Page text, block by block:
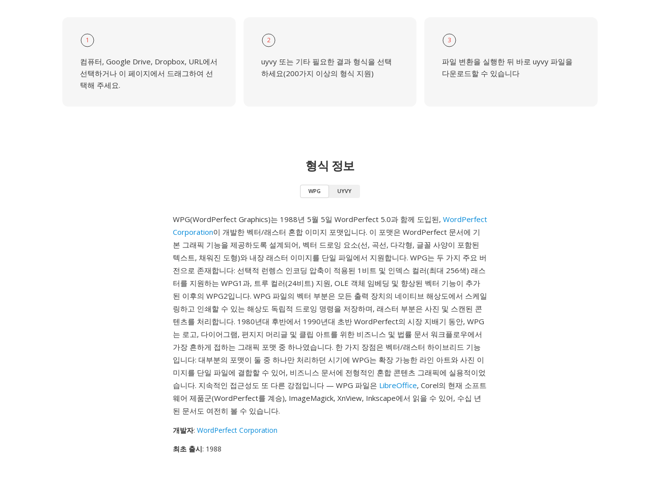
1
컴퓨터, Google Drive, Dropbox, URL에서
선택하거나 이 페이지에서 드래그하여 선
택해 주세요.
2
uyvy 또는 기타 필요한 결과 형식을 선택
하세요(200가지 이상의 형식 지원)
3
파일 변환을 실행한 뒤 바로 uyvy 파일을
다운로드할 수 있습니다
형식 정보
WPG UYVY
WPG(WordPerfect Graphics)는 1988년 5월 5일 WordPerfect 5.0과 함께 도입된, WordPerfect
Corporation이 개발한 벡터/래스터 혼합 이미지 포맷입니다. 이 포맷은 WordPerfect 문서에 기
본 그래픽 기능을 제공하도록 설계되어, 벡터 드로잉 요소(선, 곡선, 다각형, 글꼴 사양이 포함된
텍스트, 채워진 도형)와 내장 래스터 이미지를 단일 파일에서 지원합니다. WPG는 두 가지 주요 버
전으로 존재합니다: 선택적 런렝스 인코딩 압축이 적용된 1비트 및 인덱스 컬러(최대 256색) 래스
터를 지원하는 WPG1과, 트루 컬러(24비트) 지원, OLE 객체 임베딩 및 향상된 벡터 기능이 추가
된 이후의 WPG2입니다. WPG 파일의 벡터 부분은 모든 출력 장치의 네이티브 해상도에서 스케일
링하고 인쇄할 수 있는 해상도 독립적 드로잉 명령을 저장하며, 래스터 부분은 사진 및 스캔된 콘
텐츠를 처리합니다. 1980년대 후반에서 1990년대 초반 WordPerfect의 시장 지배기 동안, WPG
는 로고, 다이어그램, 편지지 머리글 및 클립 아트를 위한 비즈니스 및 법률 문서 워크플로우에서
가장 흔하게 접하는 그래픽 포맷 중 하나였습니다. 한 가지 장점은 벡터/래스터 하이브리드 기능
입니다: 대부분의 포맷이 둘 중 하나만 처리하던 시기에 WPG는 확장 가능한 라인 아트와 사진 이
미지를 단일 파일에 결합할 수 있어, 비즈니스 문서에 전형적인 혼합 콘텐츠 그래픽에 실용적이었
습니다. 지속적인 접근성도 또 다른 강점입니다 — WPG 파일은 LibreOffice, Corel의 현재 소프트
웨어 제품군(WordPerfect를 계승), ImageMagick, XnView, Inkscape에서 읽을 수 있어, 수십 년
된 문서도 여전히 볼 수 있습니다.
개발자: WordPerfect Corporation
최초 출시: 1988